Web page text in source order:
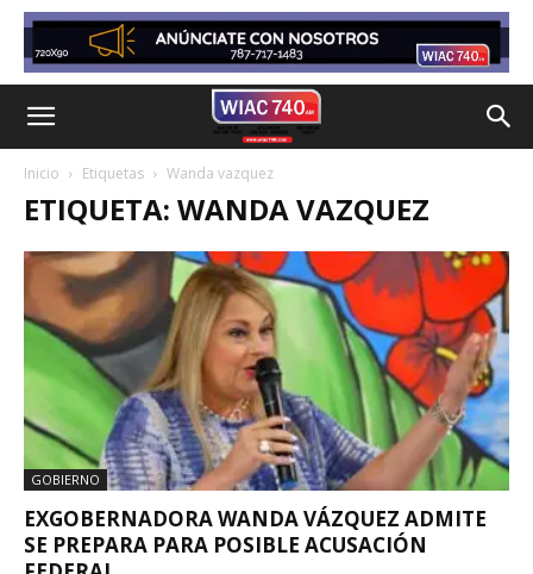
Inicio Etiquetas Wanda vazquez
ETIQUETA: WANDA VAZQUEZ
GOBIERNO
EXGOBERNADORA WANDA VÁZQUEZ ADMITE
SE PREPARA PARA POSIBLE ACUSACIÓN